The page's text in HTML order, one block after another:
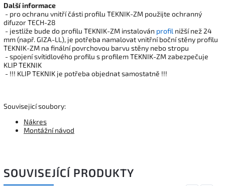
Další informace
- pro ochranu vnitří části profilu TEKNIK-ZM použijte ochranný
difuzor TECH-28
- jestliže bude do profilu TEKNIK-ZM instalován profil nižší než 24
mm (např. GIZA-LL), je potřeba namalovat vnitřní boční stěny profilu
TEKNIK-ZM na finální povrchovou barvu stěny nebo stropu
- spojení svítidlového profilu s profilem TEKNIK-ZM zabezpečuje
KLIP TEKNIK
- !!! KLIP TEKNIK je potřeba objednat samostatně !!!
Souvisejicí soubory:
Nákres
Montážní návod
SOUVISEJÍCÍ PRODUKTY